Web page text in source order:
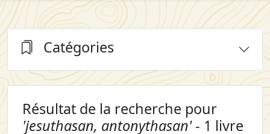
Catégories
Résultat de la recherche pour
'jesuthasan, antonythasan'- 1 livre